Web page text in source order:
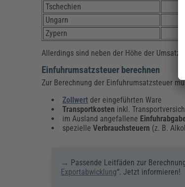
Tschechien
Ungarn
Zypern
Allerdings sind neben der Höhe der
Einfuhrumsatzsteuer berechnen
Zur Berechnung der Einfuhrumsatzsteuer
Zollwert der eingeführten Ware
Transportkosten inkl.
im Ausland angefallene
spezielleVerbrauchsteuern (z. B.
→ Passende Leitfäden zur
Exportabwicklung“. Jetzt informieren!